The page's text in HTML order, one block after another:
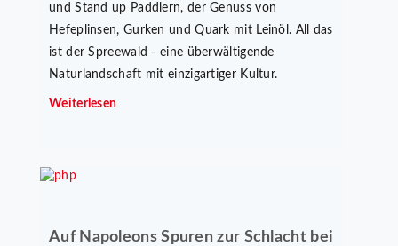
und Stand up Paddlern, der Genuss von
Hefeplinsen, Gurken und Quark mit Leinöl. All das
ist der Spreewald - eine überwältigende
Naturlandschaft mit einzigartiger Kultur.
Weiterlesen
Auf Napoleons Spuren zur Schlacht bei